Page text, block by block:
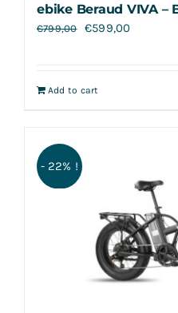
ebike Beraud VIVA –
€799,00 €599,00
Add to cart
- 22% !